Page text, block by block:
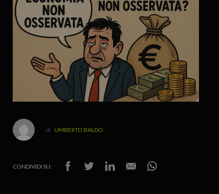
UMBERTO BALDO
CONDIVIDI SU: